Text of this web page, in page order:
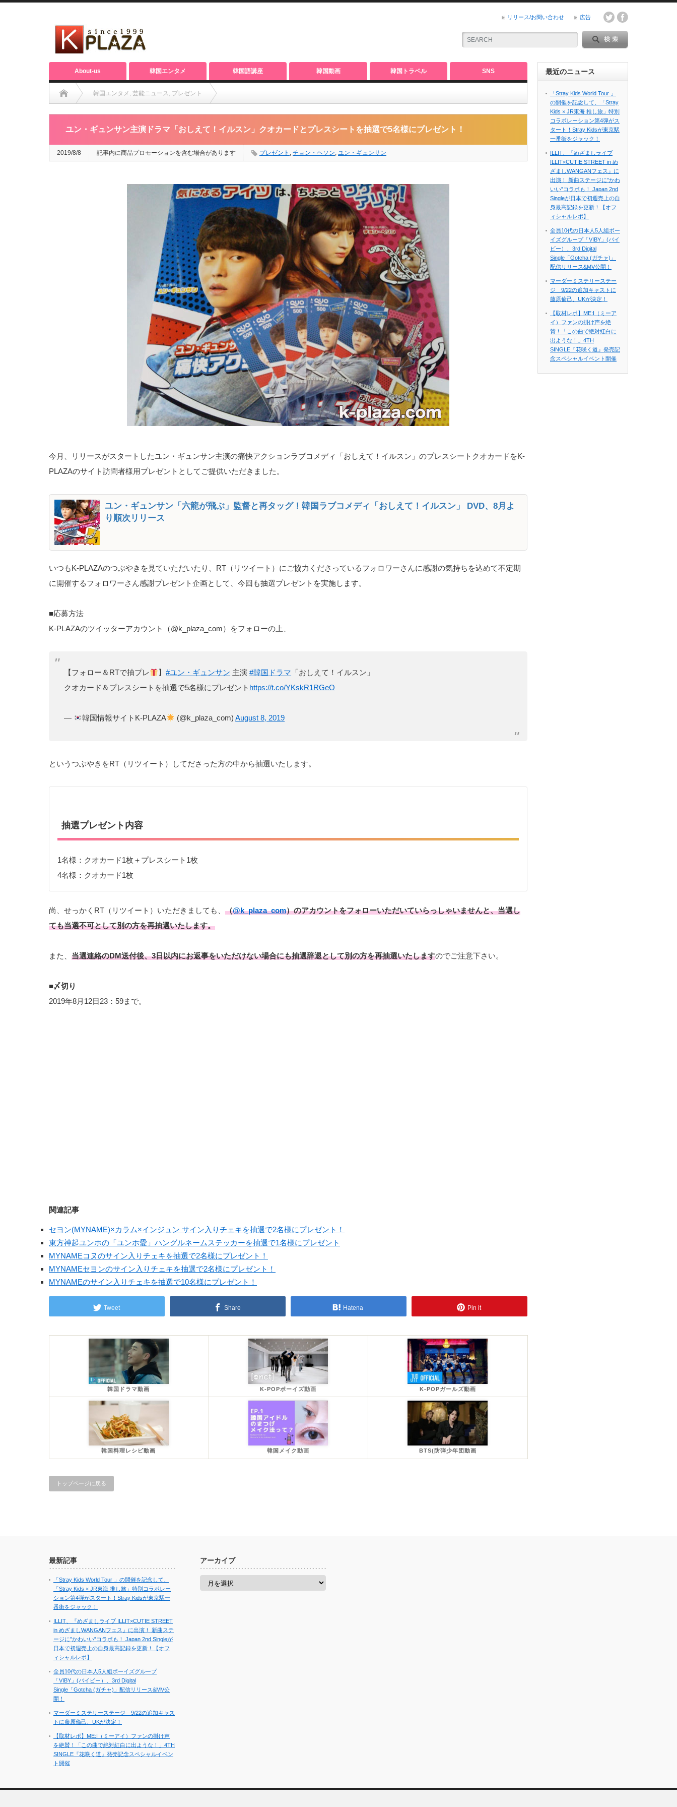
リリース/お問い合わせ 広告
About-us 韓国エンタメ 韓国語講座 韓国動画 韓国トラベル SNS
韓国エンタメ , 芸能ニュース, プレゼント
ユン・ギュンサン主演ドラマ「おしえて！イルスン」クオカードとプレスシートを抽選で5名様にプレゼント！
ユン・ギュンサン主演ドラマ「おしえて！イルスン」クオカードとプレスシートを抽選で5名様にプレゼント！
2019/8/8 記事内に商品プロモーションを含む場合があります プレゼント , チョン・ヘソン, ユン・ギュンサン
今月、リリースがスタートしたユン・ギュンサン主演の痛快アクションラブコメディ「おしえて！イルスン」のプレスシートクオカードをK-
PLAZAのサイト訪問者様用プレゼントとしてご提供いただきました。
ユン・ギュンサン「六龍が飛ぶ」監督と再タッグ！韓国ラブコメディ「おしえて！イルスン」 DVD、8月よ
り順次リリース
いつもK-PLAZAのつぶやきを見ていただいたり、RT（リツイート）にご協力くださっているフォロワーさんに感謝の気持ちを込めて不定期
に開催するフォロワーさん感謝プレゼント企画として、今回も抽選プレゼントを実施します。
■応募方法
K-PLAZAのツイッターアカウント（@k_plaza_com）をフォローの上、
【フォロー＆RTで抽プレ 】#ユン・ギュンサン 主演#韓国ドラマ 「おしえて！イルスン」
クオカード＆プレスシートを抽選で5名様にプレゼント https://t.co/YKskR1RGeO
— 韓国情報サイトK-PLAZA (@k_plaza_com)August 8, 2019
というつぶやきをRT（リツイート）してださった方の中から抽選いたします。
抽選プレゼント内容
1名様：クオカード1枚＋プレスシート1枚
4名様：クオカード1枚
尚、せっかくRT（リツイート）いただきましても、 （@k_plaza_com）のアカウントをフォローいただいていらっしゃいませんと、当選し
ても当選不可として別の方を再抽選いたします。
また、 当選連絡のDM送付後、3日以内にお返事をいただけない場合にも抽選辞退として別の方を再抽選いたしますのでご注意下さい。
■〆切り
2019年8月12日23：59まで。
関連記事
セヨン(MYNAME)×カラム×インジュン サイン入りチェキを抽選で2名様にプレゼント！
東方神起ユンホの「ユンホ愛」ハングルネームステッカーを抽選で1名様にプレゼント
MYNAMEコヌのサイン入りチェキを抽選で2名様にプレゼント！
MYNAMEセヨンのサイン入りチェキを抽選で2名様にプレゼント！
MYNAMEのサイン入りチェキを抽選で10名様にプレゼント！
Tweet Share Hatena Pin it
韓国ドラマ動画 K-POPボーイズ動画 K-POPガールズ動画
韓国料理レシピ動画 韓国メイク動画 BTS(防弾少年団動画
トップページに戻る
最近のニュース
「Stray Kids World Tour 」
の開催を記念して、「Stray
Kids × JR東海 推し旅」特別
コラボレーション第4弾がス
タート！Stray Kidsが東京駅
一番街をジャック！
ILLIT、『めざましライブ
ILLIT×CUTIE STREET in め
ざましWANGANフェス』に
出演！ 新曲ステージに”かわ
いい”コラボも！ Japan 2nd
Singleが日本で初週売上の自
身最高記録を更新！【オフ
ィシャルレポ】
全員10代の日本人5人組ボー
イズグループ「VIBY」(バイ
ビー）、3rd Digital
Single「Gotcha (ガチャ)」
配信リリース&MV公開！
マーダーミステリーステー
ジ 9/22の追加キャストに
藤原倫己、UKが決定！
【取材レポ】ME:I（ミーア
イ）ファンの掛け声を絶
賛！「この曲で絶対紅白に
出ような！」4TH
SINGLE『花咲く道』発売記
念スペシャルイベント開催
最新記事
「Stray Kids World Tour 」の開催を記念して、
「Stray Kids × JR東海 推し旅」特別コラボレー
ション第4弾がスタート！Stray Kidsが東京駅一
番街をジャック！
ILLIT、『めざましライブ ILLIT×CUTIE STREET
in めざましWANGANフェス』に出演！ 新曲ステ
ージに”かわいい”コラボも！ Japan 2nd Singleが
日本で初週売上の自身最高記録を更新！【オフ
ィシャルレポ】
全員10代の日本人5人組ボーイズグループ
「VIBY」(バイビー）、3rd Digital
Single「Gotcha (ガチャ)」配信リリース&MV公
開！
マーダーミステリーステージ 9/22の追加キャス
トに藤原倫己、UKが決定！
【取材レポ】ME:I（ミーアイ）ファンの掛け声
を絶賛！「この曲で絶対紅白に出ような！」4TH
SINGLE『花咲く道』発売記念スペシャルイベン
ト開催
アーカイブ
ア